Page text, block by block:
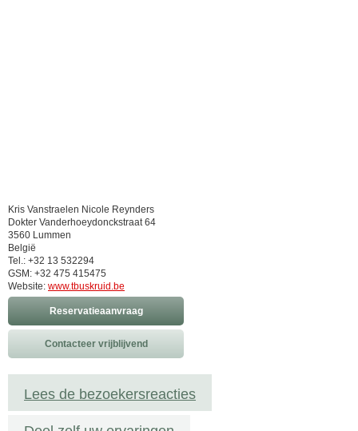
Kris Vanstraelen Nicole Reynders
Dokter Vanderhoeydonckstraat 64
3560 Lummen
België
Tel.: +32 13 532294
GSM: +32 475 415475
Website: www.tbuskruid.be
Reservatieaanvraag
Contacteer vrijblijvend
Lees de bezoekersreacties